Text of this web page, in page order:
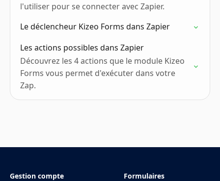
l'utiliser pour se connecter avec Zapier.
Le déclencheur Kizeo Forms dans Zapier
Les actions possibles dans Zapier
Découvrez les 4 actions que le module Kizeo
Forms vous permet d'exécuter dans votre
Zap.
Gestion compte Formulaires